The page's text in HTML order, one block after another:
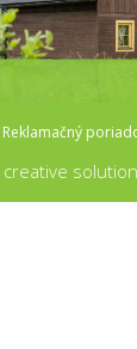
Reklamačný
creative solution